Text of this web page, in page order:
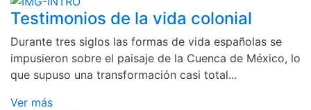
Testimonios de la vida colonial
Durante tres siglos las formas de vida españolas se
impusieron sobre el paisaje de la Cuenca de México, lo
que supuso una transformación casi total...
Ver más